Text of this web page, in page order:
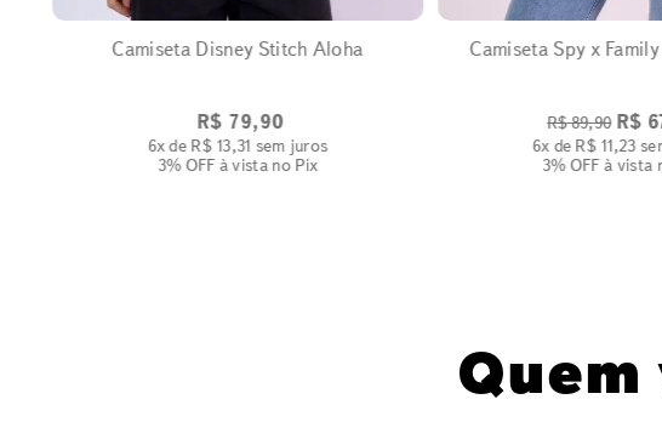
Camiseta Disney Stitch Aloha
R$ 79,90
6x de R$ 13,31 sem juros
3% OFFà vista no Pix
Camiseta Spy x
R$89,90 R$
6x de R$ 11,23
3% OFFà vista